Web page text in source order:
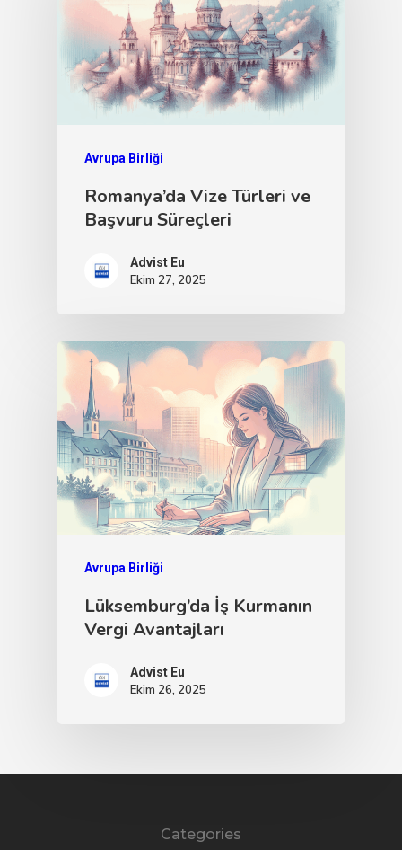
Avrupa Birliği
Romanya’da Vize Türleri ve
Başvuru Süreçleri
Advist Eu
Ekim 27, 2025
Avrupa Birliği
Lüksemburg’da İş Kurmanın
Vergi Avantajları
Advist Eu
Ekim 26, 2025
Categories